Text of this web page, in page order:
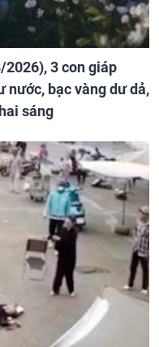
3 con giáp
nước, bạc vàng dư dả,
sáng